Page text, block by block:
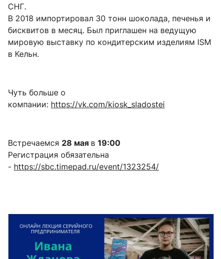
СНГ.
В 2018 импортировал 30 тонн шоколада, печенья и
бисквитов в месяц. Был приглашен на ведущую
мировую выставку по кондитерским изделиям ISM
в Кельн.
Чуть больше о
компании: https://vk.com/kiosk_sladostei
Встречаемся 28 мая в 19:00
Регистрация обязательна
- https://sbc.timepad.ru/event/1323254/